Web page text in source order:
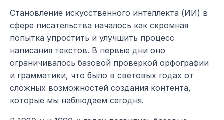
Становление искусственного интеллекта (ИИ) в
сфере писательства началось как скромная
попытка упростить и улучшить процесс
написания текстов. В первые дни оно
ограничивалось базовой проверкой орфографии
и грамматики, что было в световых годах от
сложных возможностей создания контента,
которые мы наблюдаем сегодня.